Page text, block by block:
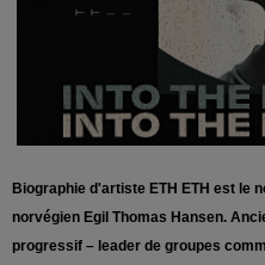
Biographie d'artiste ETH ETH est le
norvégien Egil Thomas Hansen.
progressif – leader de groupes